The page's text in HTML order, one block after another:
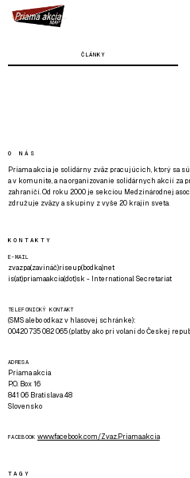
ČLÁNKY
O NÁS
Priama akcia je solidárny zväz pracujúcich, ktorý sa
a v komunite, a na organizovanie solidárnych akcií za
zahraničí. Od roku 2000 je sekciou Medzinárodnej
združuje zväzy a skupiny z vyše 20 krajín sveta.
KONTAKTY
E-MAIL
zvazpa(zavináč)riseup(bodka)net
is(at)priamaakcia(dot)sk - International Secretariat
TELEFONICKÝ KONTAKT
(SMS alebo odkaz v hlasovej schránke):
00420 735 082 065 (platby ako pri volaní do Českej
ADRESA
Priama akcia
P.O. Box 16
841 06 Bratislava 48
Slovensko
FACEBOOK www.facebook.com/Zvaz.Priama.akcia
TAGY